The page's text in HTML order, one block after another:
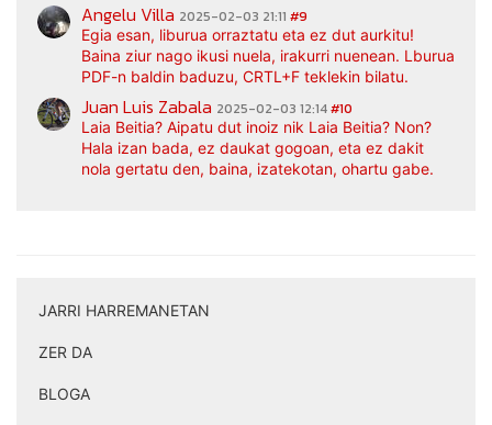
Angelu Villa 2025-02-03 21:11 #9
Egia esan, liburua orraztatu eta ez dut aurkitu!
Baina ziur nago ikusi nuela, irakurri nuenean. Lburua
PDF-n baldin baduzu, CRTL+F teklekin bilatu.
Juan Luis Zabala 2025-02-03 12:14#10
Laia Beitia? Aipatu dut inoiz nik Laia Beitia? Non?
Hala izan bada, ez daukat gogoan, eta ez dakit
nola gertatu den, baina, izatekotan, ohartu gabe.
JARRI HARREMANETAN
ZER DA
BLOGA